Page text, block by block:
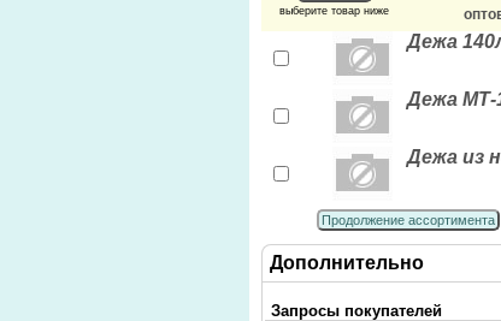
выберите товар ниже
Дежа
Дежа МТ-
Дежа из
Продолжение ассортимента
Дополнительно
Запросы покупателей